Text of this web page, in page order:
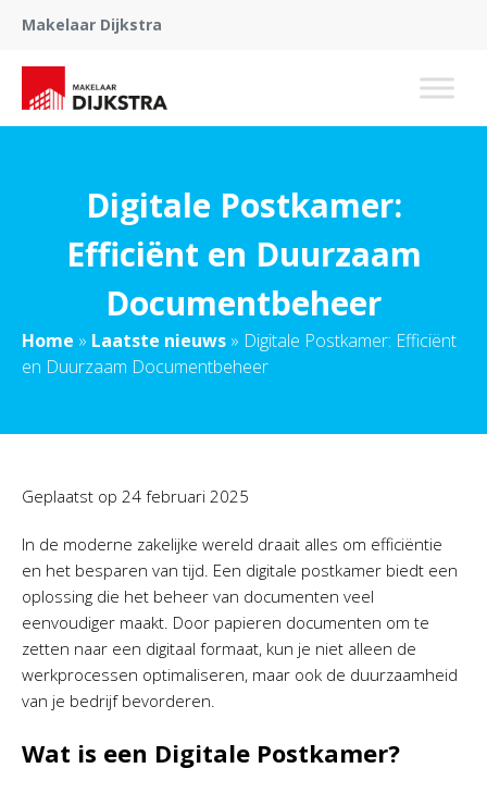
Makelaar Dijkstra
Digitale Postkamer:
Efficiënt en Duurzaam
Documentbeheer
Home » Laatste nieuws » Digitale Postkamer: Efficiënt
en Duurzaam Documentbeheer
Geplaatst op 24 februari 2025
In de moderne zakelijke wereld draait alles om efficiëntie
en het besparen van tijd. Een digitale postkamer biedt een
oplossing die het beheer van documenten veel
eenvoudiger maakt. Door papieren documenten om te
zetten naar een digitaal formaat, kun je niet alleen de
werkprocessen optimaliseren, maar ook de duurzaamheid
van je bedrijf bevorderen.
Wat is een Digitale Postkamer?